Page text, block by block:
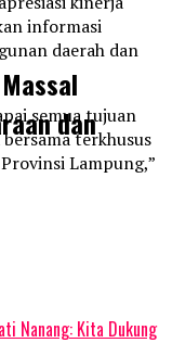
informasi
daerah dan
semua tujuan
terkhusus
Lampung,”
Nanang: Kita Dukung
dan